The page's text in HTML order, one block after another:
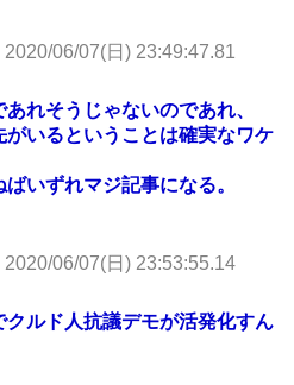
2020/06/07(日) 23:49:47.81
れそうじゃないのであれ、
いるということは確実なワケ
いずれマジ記事になる。
2020/06/07(日) 23:53:55.14
ルド人抗議デモが活発化すん